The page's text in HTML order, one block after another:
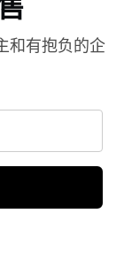
和有抱负的企